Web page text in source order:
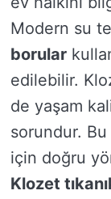
Modern su
borular
edilebilir.
de yaşam
sorundur.
için doğru
Klozet